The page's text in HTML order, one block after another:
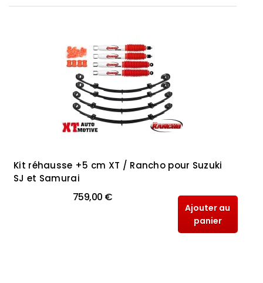
Kit réhausse +5 cm XT / Rancho pour Suzuki
SJ et Samurai
759,00 €
Ajouter au
panier